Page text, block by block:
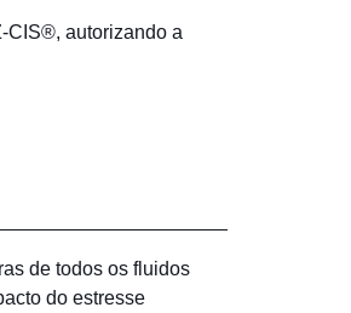
CIS®, autorizando a
de todos os fluidos
do estresse